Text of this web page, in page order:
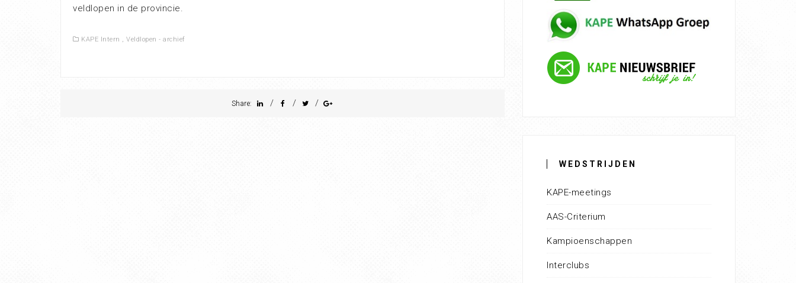
veldlopen in de provincie.
KAPE Intern , Veldlopen - archief
Share: / / /
WEDSTRIJDEN
KAPE-meetings
AAS-Criterium
Kampioenschappen
Interclubs